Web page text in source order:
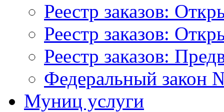
Реестр заказов:
Реестр заказов:
Реестр заказов:
Федеральный закон
Муниц услуги